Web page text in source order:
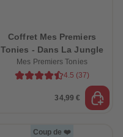
Coffret Mes Premiers
Tonies - Dans La Jungle
Mes Premiers Tonies
4.5 (37)
34,99 €
Coup de ❤️